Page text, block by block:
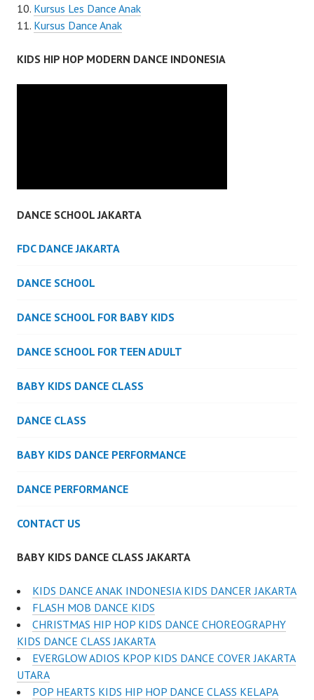
Kursus Les Dance Anak
Kursus Dance Anak
KIDS HIP HOP MODERN DANCE INDONESIA
DANCE SCHOOL JAKARTA
FDC DANCE JAKARTA
DANCE SCHOOL
DANCE SCHOOL FOR BABY KIDS
DANCE SCHOOL FOR TEEN ADULT
BABY KIDS DANCE CLASS
DANCE CLASS
BABY KIDS DANCE PERFORMANCE
DANCE PERFORMANCE
CONTACT US
BABY KIDS DANCE CLASS JAKARTA
KIDS DANCE ANAK INDONESIA KIDS DANCER JAKARTA
FLASH MOB DANCE KIDS
CHRISTMAS HIP HOP KIDS DANCE CHOREOGRAPHY
KIDS DANCE CLASS JAKARTA
EVERGLOW ADIOS KPOP KIDS DANCE COVER JAKARTA
UTARA
POP HEARTS KIDS HIP HOP DANCE CLASS KELAPA